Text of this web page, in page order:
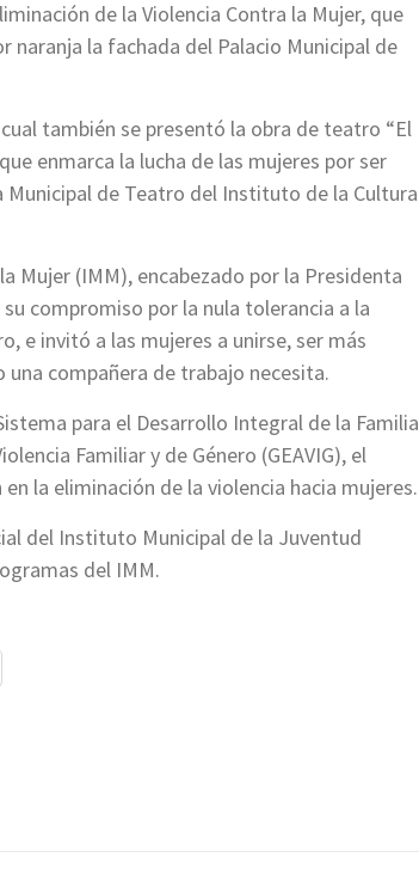
de la Violencia Contra la Mujer, que
naranja la fachada del Palacio Municipal de
también se presentó la obra de teatro “El
enmarca la lucha de las mujeres por ser
Municipal de Teatro del Instituto de la Cultura
Mujer (IMM), encabezado por la Presidenta
compromiso por la nula tolerancia a la
e invitó a las mujeres a unirse, ser más
una compañera de trabajo necesita.
para el Desarrollo Integral de la Familia
Familiar y de Género (GEAVIG), el
la eliminación de la violencia hacia mujeres.
del Instituto Municipal de la Juventud
del IMM.